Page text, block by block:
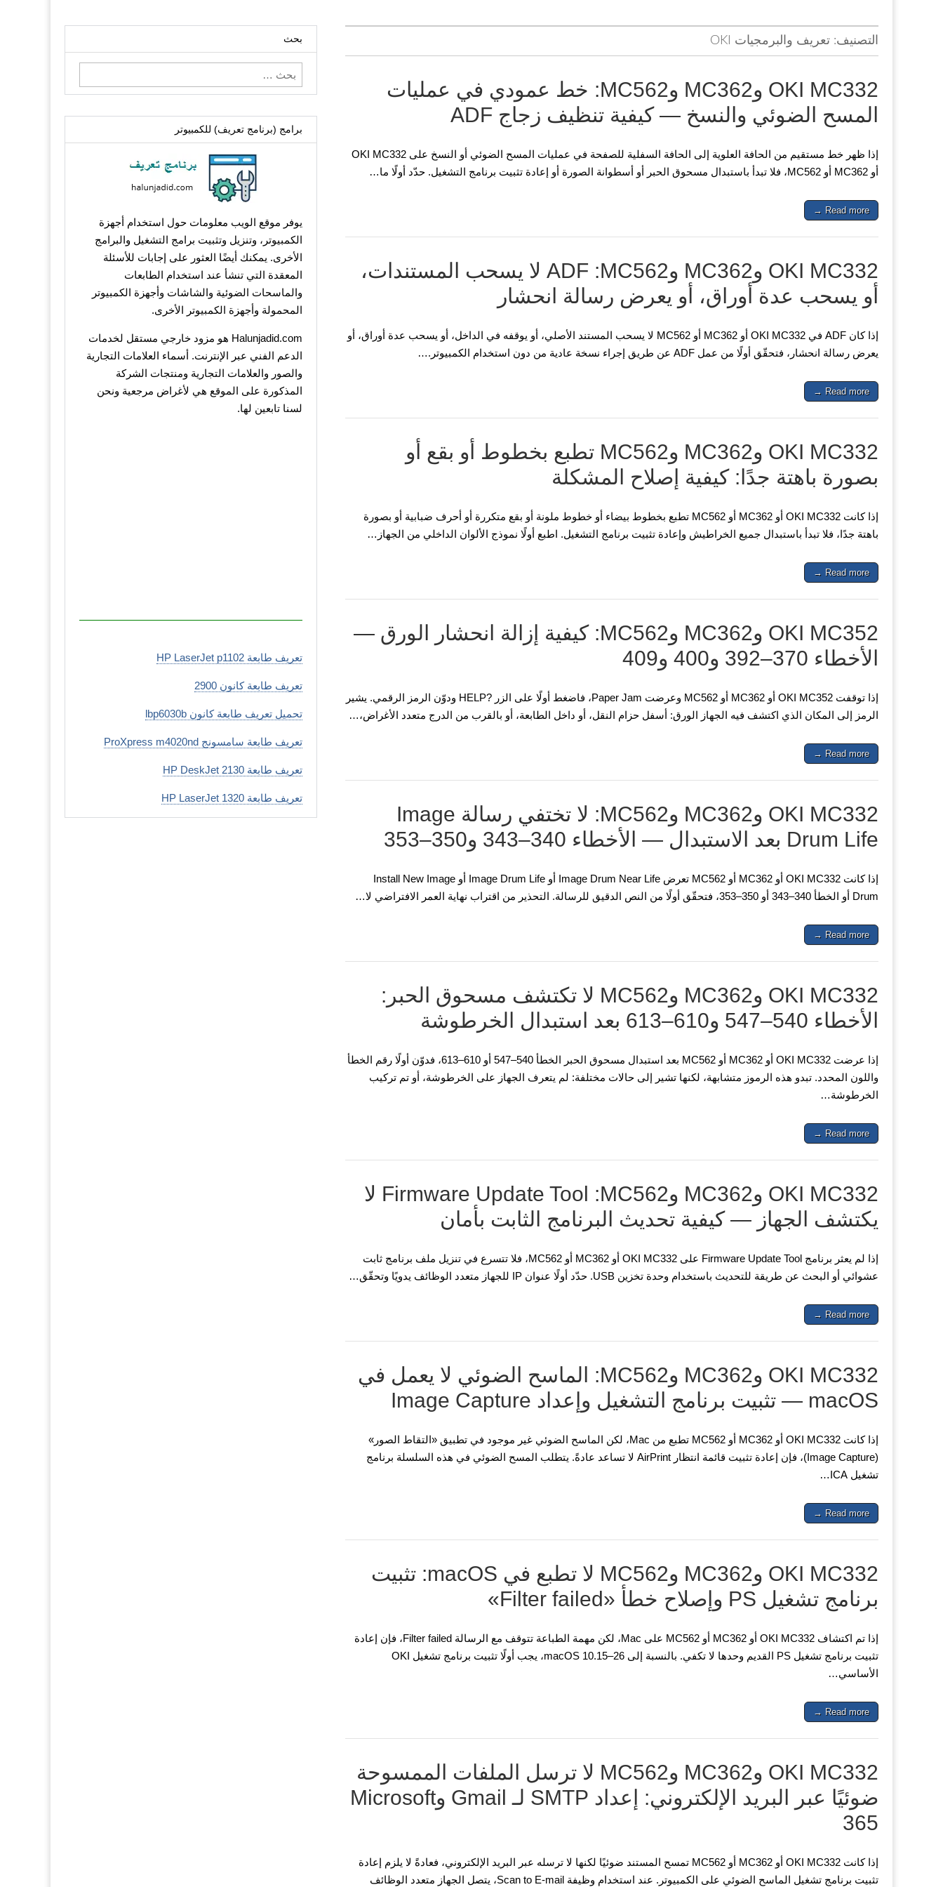
التصنيف: تعريف والبرمجيات OKI
OKI MC332 وMC362 وMC562: خط عمودي في عمليات
المسح الضوئي والنسخ — كيفية تنظيف زجاج ADF
إذا ظهر خط مستقيم من الحافة العلوية إلى الحافة السفلية للصفحة في عمليات المسح الضوئي أو النسخ على OKI MC332
أو MC362 أو MC562، فلا تبدأ باستبدال مسحوق الحبر أو أسطوانة الصورة أو إعادة تثبيت برنامج التشغيل. حدّد أولًا ما…
Read more →
OKI MC332 وMC362 وMC562: ‏ADF لا يسحب المستندات،
أو يسحب عدة أوراق، أو يعرض رسالة انحشار
إذا كان ADF في OKI MC332 أو MC362 أو MC562 لا يسحب المستند الأصلي، أو يوقفه في الداخل، أو يسحب عدة أوراق، أو
يعرض رسالة انحشار، فتحقّق أولًا من عمل ADF عن طريق إجراء نسخة عادية من دون استخدام الكمبيوتر.…
Read more →
OKI MC332 وMC362 وMC562 تطبع بخطوط أو بقع أو
بصورة باهتة جدًا: كيفية إصلاح المشكلة
إذا كانت OKI MC332 أو MC362 أو MC562 تطبع بخطوط بيضاء أو خطوط ملونة أو بقع متكررة أو أحرف ضبابية أو بصورة
باهتة جدًا، فلا تبدأ باستبدال جميع الخراطيش وإعادة تثبيت برنامج التشغيل. اطبع أولًا نموذج الألوان الداخلي من الجهاز…
Read more →
OKI MC352 وMC362 وMC562: كيفية إزالة انحشار الورق —
الأخطاء 370–392 و400 و409
إذا توقفت OKI MC352 أو MC362 أو MC562 وعرضت Paper Jam، فاضغط أولًا على الزر ?HELP ودوّن الرمز الرقمي. يشير
الرمز إلى المكان الذي اكتشف فيه الجهاز الورق: أسفل حزام النقل، أو داخل الطابعة، أو بالقرب من الدرج متعدد الأغراض،…
Read more →
OKI MC332 وMC362 وMC562: لا تختفي رسالة Image
Drum Life بعد الاستبدال — الأخطاء 340–343 و350–353
إذا كانت OKI MC332 أو MC362 أو MC562 تعرض Image Drum Near Life أو Image Drum Life أو Install New Image
Drum أو الخطأ 340–343 أو 350–353، فتحقّق أولًا من النص الدقيق للرسالة. التحذير من اقتراب نهاية العمر الافتراضي لا…
Read more →
OKI MC332 وMC362 وMC562 لا تكتشف مسحوق الحبر:
الأخطاء 540–547 و610–613 بعد استبدال الخرطوشة
إذا عرضت OKI MC332 أو MC362 أو MC562 بعد استبدال مسحوق الحبر الخطأ 540–547 أو 610–613، فدوّن أولًا رقم الخطأ
واللون المحدد. تبدو هذه الرموز متشابهة، لكنها تشير إلى حالات مختلفة: لم يتعرف الجهاز على الخرطوشة، أو تم تركيب
الخرطوشة…
Read more →
OKI MC332 وMC362 وMC562: ‏Firmware Update Tool لا
يكتشف الجهاز — كيفية تحديث البرنامج الثابت بأمان
إذا لم يعثر برنامج Firmware Update Tool على OKI MC332 أو MC362 أو MC562، فلا تتسرع في تنزيل ملف برنامج ثابت
عشوائي أو البحث عن طريقة للتحديث باستخدام وحدة تخزين USB. حدّد أولًا عنوان IP للجهاز متعدد الوظائف يدويًا وتحقّق…
Read more →
OKI MC332 وMC362 وMC562: الماسح الضوئي لا يعمل في
macOS — تثبيت برنامج التشغيل وإعداد Image Capture
إذا كانت OKI MC332 أو MC362 أو MC562 تطبع من Mac، لكن الماسح الضوئي غير موجود في تطبيق «التقاط الصور»
(Image Capture)، فإن إعادة تثبيت قائمة انتظار AirPrint لا تساعد عادةً. يتطلب المسح الضوئي في هذه السلسلة برنامج
تشغيل ICA…
Read more →
OKI MC332 وMC362 وMC562 لا تطبع في macOS: تثبيت
برنامج تشغيل PS وإصلاح خطأ «Filter failed»
إذا تم اكتشاف OKI MC332 أو MC362 أو MC562 على Mac، لكن مهمة الطباعة تتوقف مع الرسالة Filter failed، فإن إعادة
تثبيت برنامج تشغيل PS القديم وحدها لا تكفي. بالنسبة إلى macOS 10.15–26، يجب أولًا تثبيت برنامج تشغيل OKI
الأساسي…
Read more →
OKI MC332 وMC362 وMC562 لا ترسل الملفات الممسوحة
ضوئيًا عبر البريد الإلكتروني: إعداد SMTP لـ Gmail وMicrosoft
365
إذا كانت OKI MC332 أو MC362 أو MC562 تمسح المستند ضوئيًا لكنها لا ترسله عبر البريد الإلكتروني، فعادةً لا يلزم إعادة
تثبيت برنامج تشغيل الماسح الضوئي على الكمبيوتر. عند استخدام وظيفة Scan to E-mail، يتصل الجهاز متعدد الوظائف
بحث
البحث
عن:
برامج (برنامج تعريف) للكمبيوتر
يوفر موقع الويب معلومات حول استخدام أجهزة
الكمبيوتر، وتنزيل وتثبيت برامج التشغيل والبرامج
الأخرى. يمكنك أيضًا العثور على إجابات للأسئلة
المعقدة التي تنشأ عند استخدام الطابعات
والماسحات الضوئية والشاشات وأجهزة الكمبيوتر
المحمولة وأجهزة الكمبيوتر الأخرى.
Halunjadid.com هو مزود خارجي مستقل لخدمات
الدعم الفني عبر الإنترنت. أسماء العلامات التجارية
والصور والعلامات التجارية ومنتجات الشركة
المذكورة على الموقع هي لأغراض مرجعية ونحن
لسنا تابعين لها.
تعريف طابعة HP LaserJet p1102
تعريف طابعة كانون 2900
تحميل تعريف طابعة كانون lbp6030b
تعريف طابعة سامسونج ProXpress m4020nd
تعريف طابعة HP DeskJet 2130
تعريف طابعة HP LaserJet 1320